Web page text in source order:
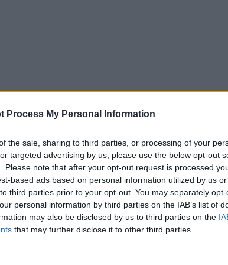
Process My Personal Information
the sale, sharing to third parties, or processing of your
targeted advertising by us, please use the below opt-out
Please note that after your opt-out request is processed
based ads based on personal information utilized by us
third parties prior to your opt-out. You may separately
personal information by third parties on the IAB’s list of
may also be disclosed by us to third parties on the
that may further disclose it to other third parties.